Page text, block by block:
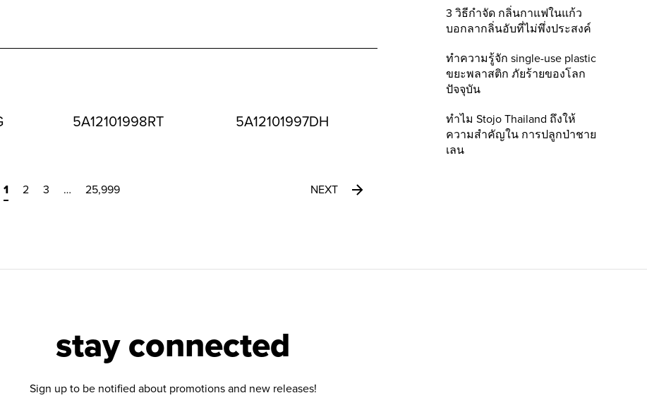
5A12101998RT 5A12101997DH
1 2 3 … 25,999 NEXT
3 วิธีกำจัด กลิ่นกาแฟในแก้ว
บอกลากลิ่นอับที่ไม่พึ่งประสงค์
ทำความรู้จัก single-use plastic
ขยะพลาสติก ภัยร้ายของโลก
ปัจจุบัน
ทำไม Stojo Thailand ถึงให้
ความสำคัญใน การปลูกป่าชาย
เลน
stay connected
Sign up to be notified about promotions and new releases!